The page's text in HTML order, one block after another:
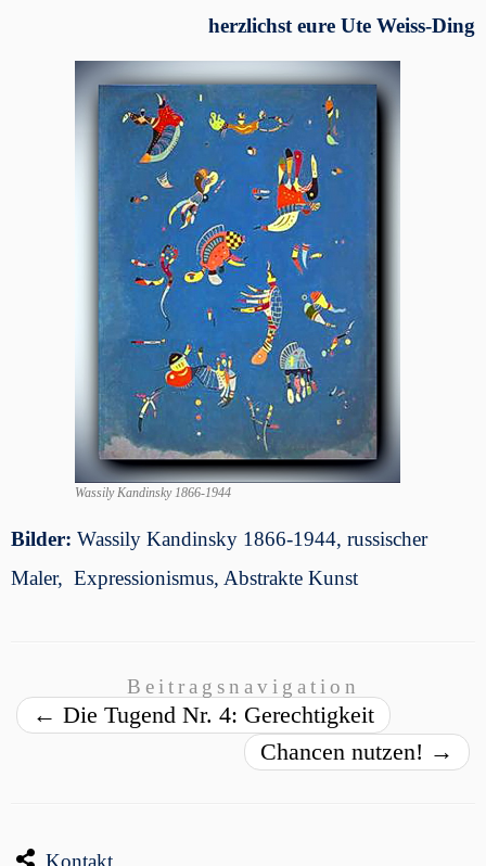
herzlichst eure Ute Weiss-Ding
Wassily Kandinsky 1866-1944
Bilder: Wassily Kandinsky 1866-1944, russischer
Maler, Expressionismus, Abstrakte Kunst
Beitragsnavigation
← Die Tugend Nr. 4: Gerechtigkeit
Chancen nutzen! →
Kontakt